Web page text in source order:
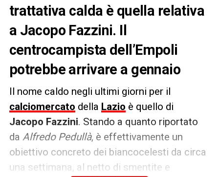
trattativa calda è quella relativa
a Jacopo Fazzini. Il
centrocampista dell’Empoli
potrebbe arrivare a gennaio
Il nome caldo negli ultimi giorni per il
calciomercato della Lazio è quello di
Jacopo Fazzini. Stando a quanto riportato
da Alfredo Pedullà, è effettivamente un
obiettivo concreto dei biancocelesti da circa
una settimana, al netto di smentite e